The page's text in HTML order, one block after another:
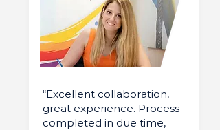
“Excellent collaboration,
great experience. Process
completed in due time,